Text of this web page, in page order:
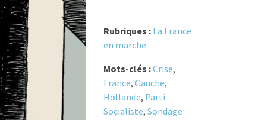
Rubriques : La France
en marche
Mots-clés :Crise,
France, Gauche,
Hollande, Parti
Socialiste, Sondage